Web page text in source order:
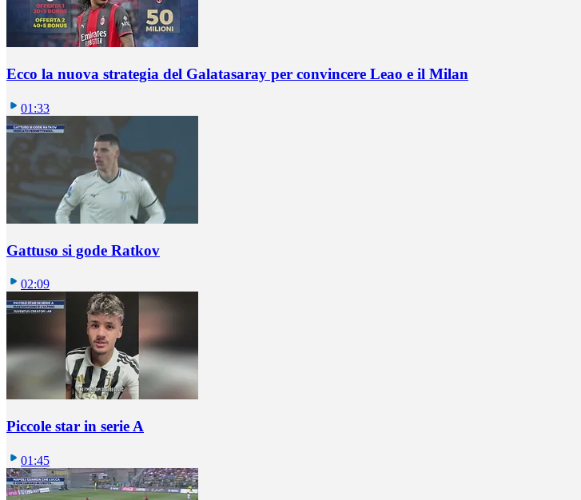
Ecco la nuova strategia del Galatasaray per convincere Leao e il Milan
01:33
Gattuso si gode Ratkov
02:09
Piccole star in serie A
01:45